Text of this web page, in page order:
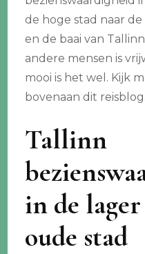
de hoge stad naar
en de baai van
andere mensen is
mooi is het wel. Kijk
bovenaan dit reisblog.
Tallinn
in de
oude stad